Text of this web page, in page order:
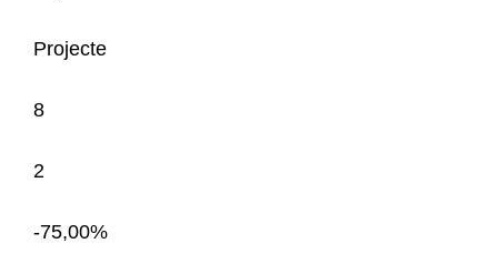
Projecte
8
2
-75,00%